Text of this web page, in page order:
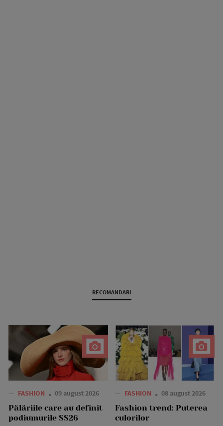
RECOMANDARI
— FASHION 09 august 2026
Pălăriile care au definit
podiumurile SS26
— FASHION 08 august 2026
Fashion trend: Puterea
culorilor